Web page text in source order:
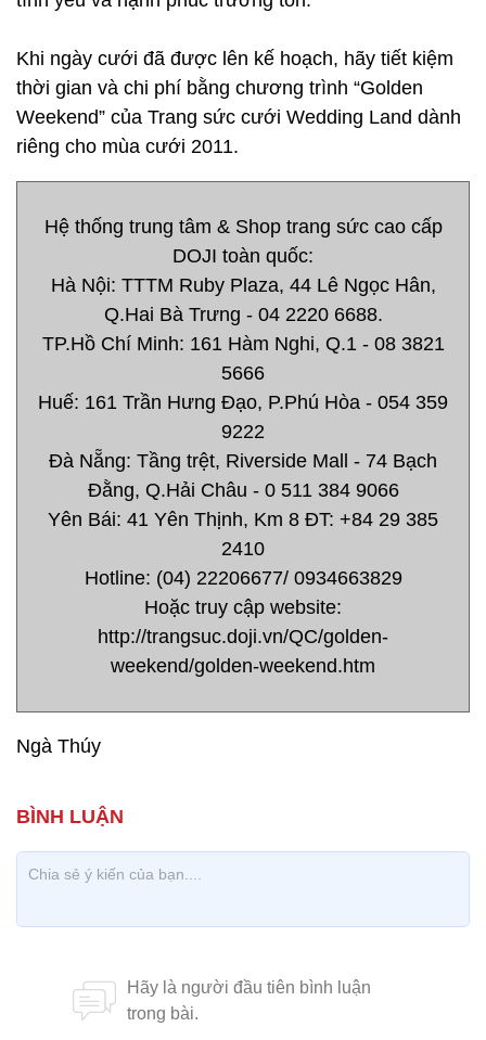
Khi ngày cưới đã được lên kế hoạch, hãy tiết kiệm
thời gian và chi phí bằng chương trình “Golden
Weekend” của Trang sức cưới Wedding Land dành
riêng cho mùa cưới 2011.
Hệ thống trung tâm & Shop trang sức cao cấp
DOJI toàn quốc:
Hà Nội: TTTM Ruby Plaza, 44 Lê Ngọc Hân,
Q.Hai Bà Trưng - 04 2220 6688.
TP.Hồ Chí Minh: 161 Hàm Nghi, Q.1 - 08 3821
5666
Huế: 161 Trần Hưng Đạo, P.Phú Hòa - 054 359
9222
Đà Nẵng: Tầng trệt, Riverside Mall - 74 Bạch
Đằng, Q.Hải Châu - 0 511 384 9066
Yên Bái: 41 Yên Thịnh, Km 8 ĐT: +84 29 385
2410
Hotline: (04) 22206677/ 0934663829
Hoặc truy cập website:
http://trangsuc.doji.vn/QC/golden-
weekend/golden-weekend.htm
Ngà Thúy